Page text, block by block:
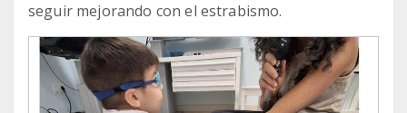
seguir mejorando con el estrabismo.